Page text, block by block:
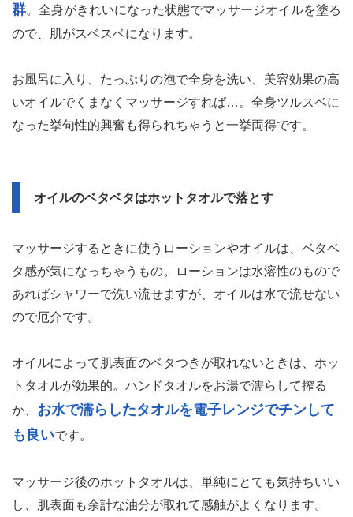
群。全身がきれいになった状態でマッサージオイルを塗る
ので、肌がスベスベになります。
お風呂に入り、たっぷりの泡で全身を洗い、美容効果の高
いオイルでくまなくマッサージすれば…。全身ツルスベに
なった挙句性的興奮も得られちゃうと一挙両得です。
オイルのベタベタはホットタオルで落とす
マッサージするときに使うローションやオイルは、ベタベ
タ感が気になっちゃうもの。ローションは水溶性のもので
あればシャワーで洗い流せますが、オイルは水で流せない
ので厄介です。
オイルによって肌表面のベタつきが取れないときは、ホッ
トタオルが効果的。ハンドタオルをお湯で濡らして搾る
か、 お水で濡らしたタオルを電子レンジでチンして
も良いです。
マッサージ後のホットタオルは、単純にとても気持ちいい
し、肌表面も余計な油分が取れて感触がよくなります。